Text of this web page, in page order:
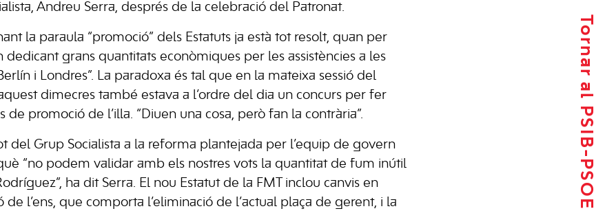
Tornar al PSIB-PSOE
Andreu Serra, després de la celebració del Patronat.
la paraula “promoció” dels Estatuts ja està tot resolt, quan per
grans quantitats econòmiques per les assistències a les
i Londres”. La paradoxa és tal que en la mateixa sessió del
dimecres també estava a l’ordre del dia un concurs per fer
de promoció de l’illa. “Diuen una cosa, però fan la contrària”.
del Grup Socialista a la reforma plantejada per l’equip de govern
“no podem validar amb els nostres vots la quantitat de fum inútil
ha dit Serra. El nou Estatut de la FMT inclou canvis en
de l’ens, que comporta l’eliminació de l’actual plaça de gerent, i la